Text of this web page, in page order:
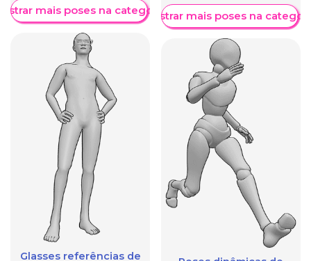
mais poses na categoria
Glasses referências de
Mostrar mais poses na